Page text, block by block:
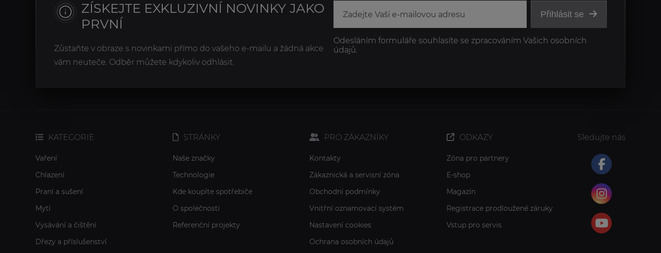
ZÍSKEJTE EXKLUZIVNÍ NOVINKY JAKO
PRVNÍ
Zůstaňte v obraze s novinkami přímo do vašeho e-mailu a žádná akce
vám neuteče. Odběr můžete kdykoliv odhlásit.
Přihlásit se
Odesláním formuláře souhlasíte se zpracováním Vašich osobních
údajů.
KATEGORIE
Vaření
Chlazení
Praní a sušení
Mytí
Vysávání a čištění
Dřezy a příslušenství
STRÁNKY
Naše značky
Technologie
Kde koupíte spotřebiče
O společnosti
Referenční projekty
PRO ZÁKAZNÍKY
Kontakty
Zákaznická a servisní zóna
Obchodní podmínky
Vnitřní oznamovací systém
Nastavení cookies
Ochrana osobních údajů
ODKAZY
Zóna pro partnery
E-shop
Magazín
Registrace prodloužené záruky
Vstup pro servis
Sledujte nás